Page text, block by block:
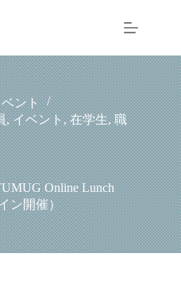
ント
,イベント,在学生,職
Online Lunch
ン開催）